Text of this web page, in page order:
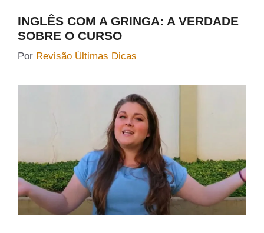
INGLÊS COM A GRINGA: A VERDADE
SOBRE O CURSO
Por Revisão Últimas Dicas